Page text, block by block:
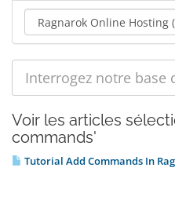
Voir les articles
commands'
Tutorial Add Commands In